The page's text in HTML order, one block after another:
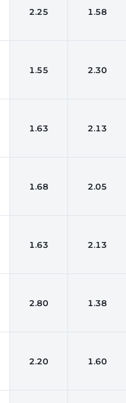
2.25 1.58
1.55 2.30
1.63 2.13
1.68 2.05
1.63 2.13
2.80 1.38
2.20 1.60